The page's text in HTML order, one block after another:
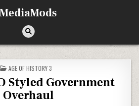
MediaMods
ОПУБЛИКОВАНО В
AGE OF HISTORY 3
Styled Government
Overhaul